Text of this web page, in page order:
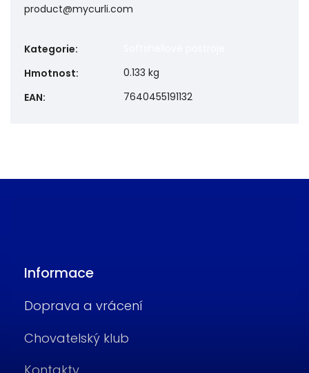
product@mycurli.com
Kategorie:
Hmotnost:
0.133 kg
EAN: 7640455191132
Informace
Doprava a vrácení
Chovatelský klub